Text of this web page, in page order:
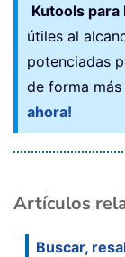
Kutools para
útiles al
potenciadas
de forma
ahora!
Artículos
Buscar,